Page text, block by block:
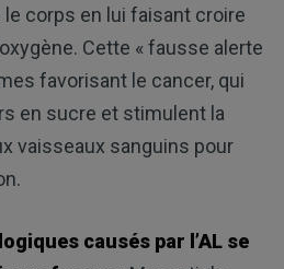
corps en lui faisant croire
Cette « fausse alerte
favorisant le cancer, qui
en sucre et stimulent la
vaisseaux sanguins pour
causés par l’AL se